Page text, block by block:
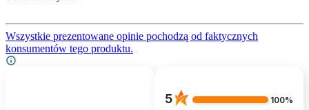
Wszystkie prezentowane opinie pochodzą od faktycznych
konsumentów tego produktu.
5 100%